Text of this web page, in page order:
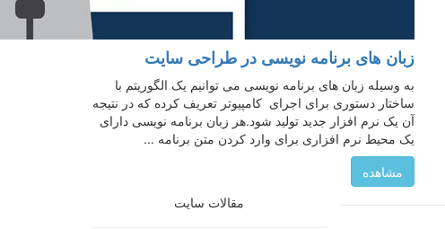
زبان های برنامه نویسی در طراحی سایت
به وسیله زبان های برنامه نویسی می توانیم یک الگوریتم با
ساختار دستوری برای اجرای کامپیوتر تعریف کرده که در نتیجه
آن یک نرم افزار جدید تولید شود.هر زبان برنامه نویسی دارای
یک محیط نرم افزاری برای وارد کردن متن برنامه ...
مشاهده
مقالات سایت